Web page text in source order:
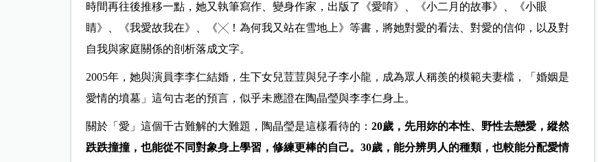
時間再往後推移一點，她又執筆寫作、變身作家，出版了《愛唷》、《小二月的故事》、《小眼
睛》、《我愛故我在》、《╳！為何我又站在雪地上》等書，將她對愛的看法、對愛的信仰，以及對
自我與家庭關係的剖析落成文字。
2005年，她與演員李李仁結婚，生下女兒荳荳與兒子李小龍，成為眾人稱羨的模範夫妻檔，「婚姻是
愛情的墳墓」這句古老的預言，似乎未應證在陶晶瑩與李李仁身上。
關於「愛」這個千古難解的大難題，陶晶瑩是這樣看待的： 20歲，先用妳的本性、野性去戀愛，縱然
跌跌撞撞，也能從不同對象身上學習，修練更棒的自己。30歲，能分辨男人的種類，也較能分配愛情